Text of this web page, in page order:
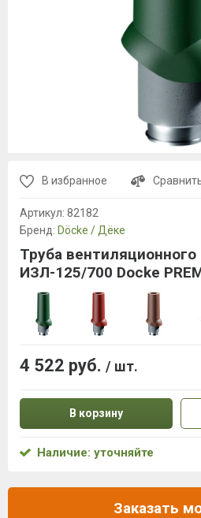
В избранное
Артикул: 82182
Бренд: Döcke / Дёке
Труба
ИЗЛ-125/700 Docke
4 522 руб. / шт.
В корзину
Наличие: уточняйте
Заказать